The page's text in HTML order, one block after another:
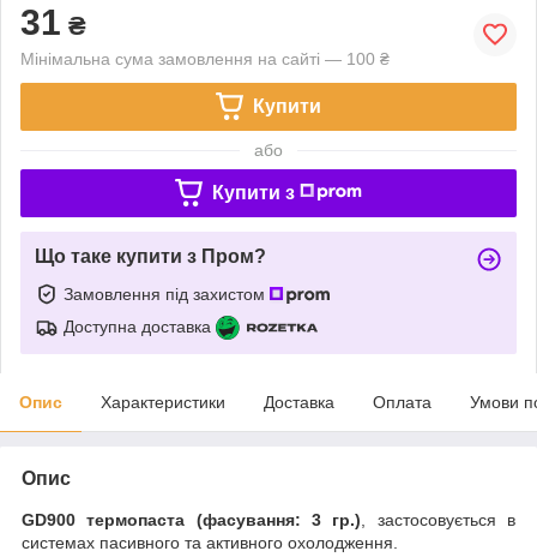
31 ₴
Мінімальна сума замовлення на сайті — 100 ₴
Купити
або
Купити з
Що таке купити з Пром?
Замовлення під захистом
Доступна доставка
Опис Характеристики Доставка Оплата Умови
Опис
GD900 термопаста (фасування: 3 гр.) , застосовується в
системах пасивного та активного охолодження.